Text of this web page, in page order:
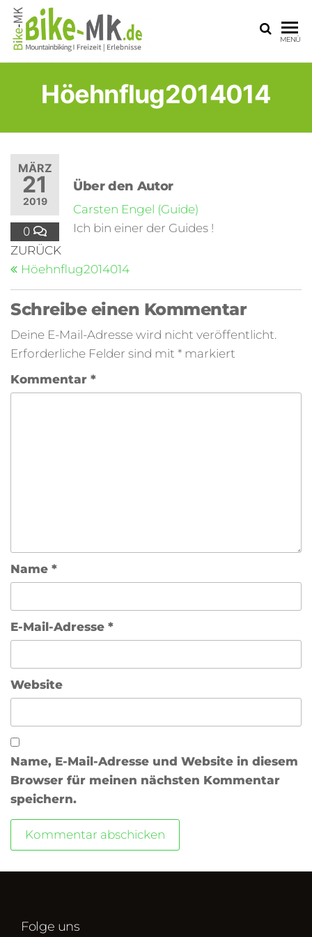
MK
Sauerland
MENÜ
Höehnflug2014014
MÄRZ
21
2019
0
ZURÜCK
Höehnflug2014014
Über den Autor
Carsten Engel (Guide)
Ich bin einer der Guides !
Schreibe einen Kommentar
Deine E-Mail-Adresse wird nicht veröffentlicht.
Erforderliche Felder sind mit * markiert
Kommentar *
Name *
E-Mail-Adresse *
Website
Name, E-Mail-Adresse und Website in diesem
Browser für meinen nächsten Kommentar
speichern.
Folge uns